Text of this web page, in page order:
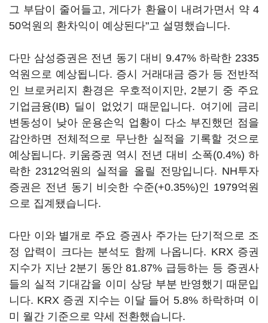
그 부담이 줄어들고, 게다가 환율이 내려가면서 약 4
50억원의 환차익이 예상된다"고 설명했습니다.
다만 삼성증권은 전년 동기 대비 9.47% 하락한 2335
억원으로 예상됩니다. 증시 거래대금 증가 등 전반적
인 브로커리지 환경은 우호적이지만, 2분기 중 주요
기업금융(IB) 딜이 없었기 때문입니다. 여기에 금리
변동성이 낮아 운용손익 업황이 다소 부진했던 점을
감안하면 전체적으로 무난한 실적을 기록할 것으로
예상됩니다. 키움증권 역시 전년 대비 소폭(0.4%) 하
락한 2312억원의 실적을 올릴 전망입니다. NH투자
증권은 전년 동기 비슷한 수준(+0.35%)인 1979억원
으로 집계됐습니다.
다만 이와 별개로 주요 증권사 주가는 단기적으로 조
정 압력이 크다는 분석도 함께 나옵니다. KRX 증권
지수가 지난 2분기 동안 81.87% 급등하는 등 증권사
들의 실적 기대감을 이미 상당 부분 반영했기 때문입
니다. KRX 증권 지수는 이달 들어 5.8% 하락하며 이
미 월간 기준으로 약세 전환했습니다.